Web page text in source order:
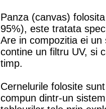
Panza (canvas)
95%), este tratata
Are in compozitia ei
contine un filtru UV, si
timp.
Cernelurile folosite
compun dintr-un